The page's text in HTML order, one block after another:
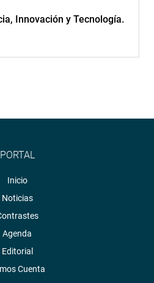
Innovación y Tecnología.
PORTAL
Inicio
Noticias
Agenda
Editorial
Cuenta